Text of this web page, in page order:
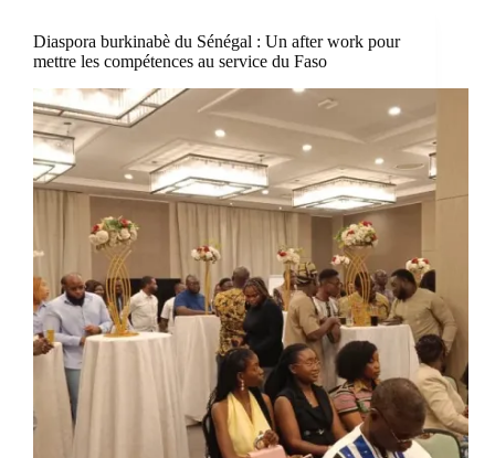
Diaspora burkinabè du Sénégal : Un after work pour
mettre les compétences au service du Faso